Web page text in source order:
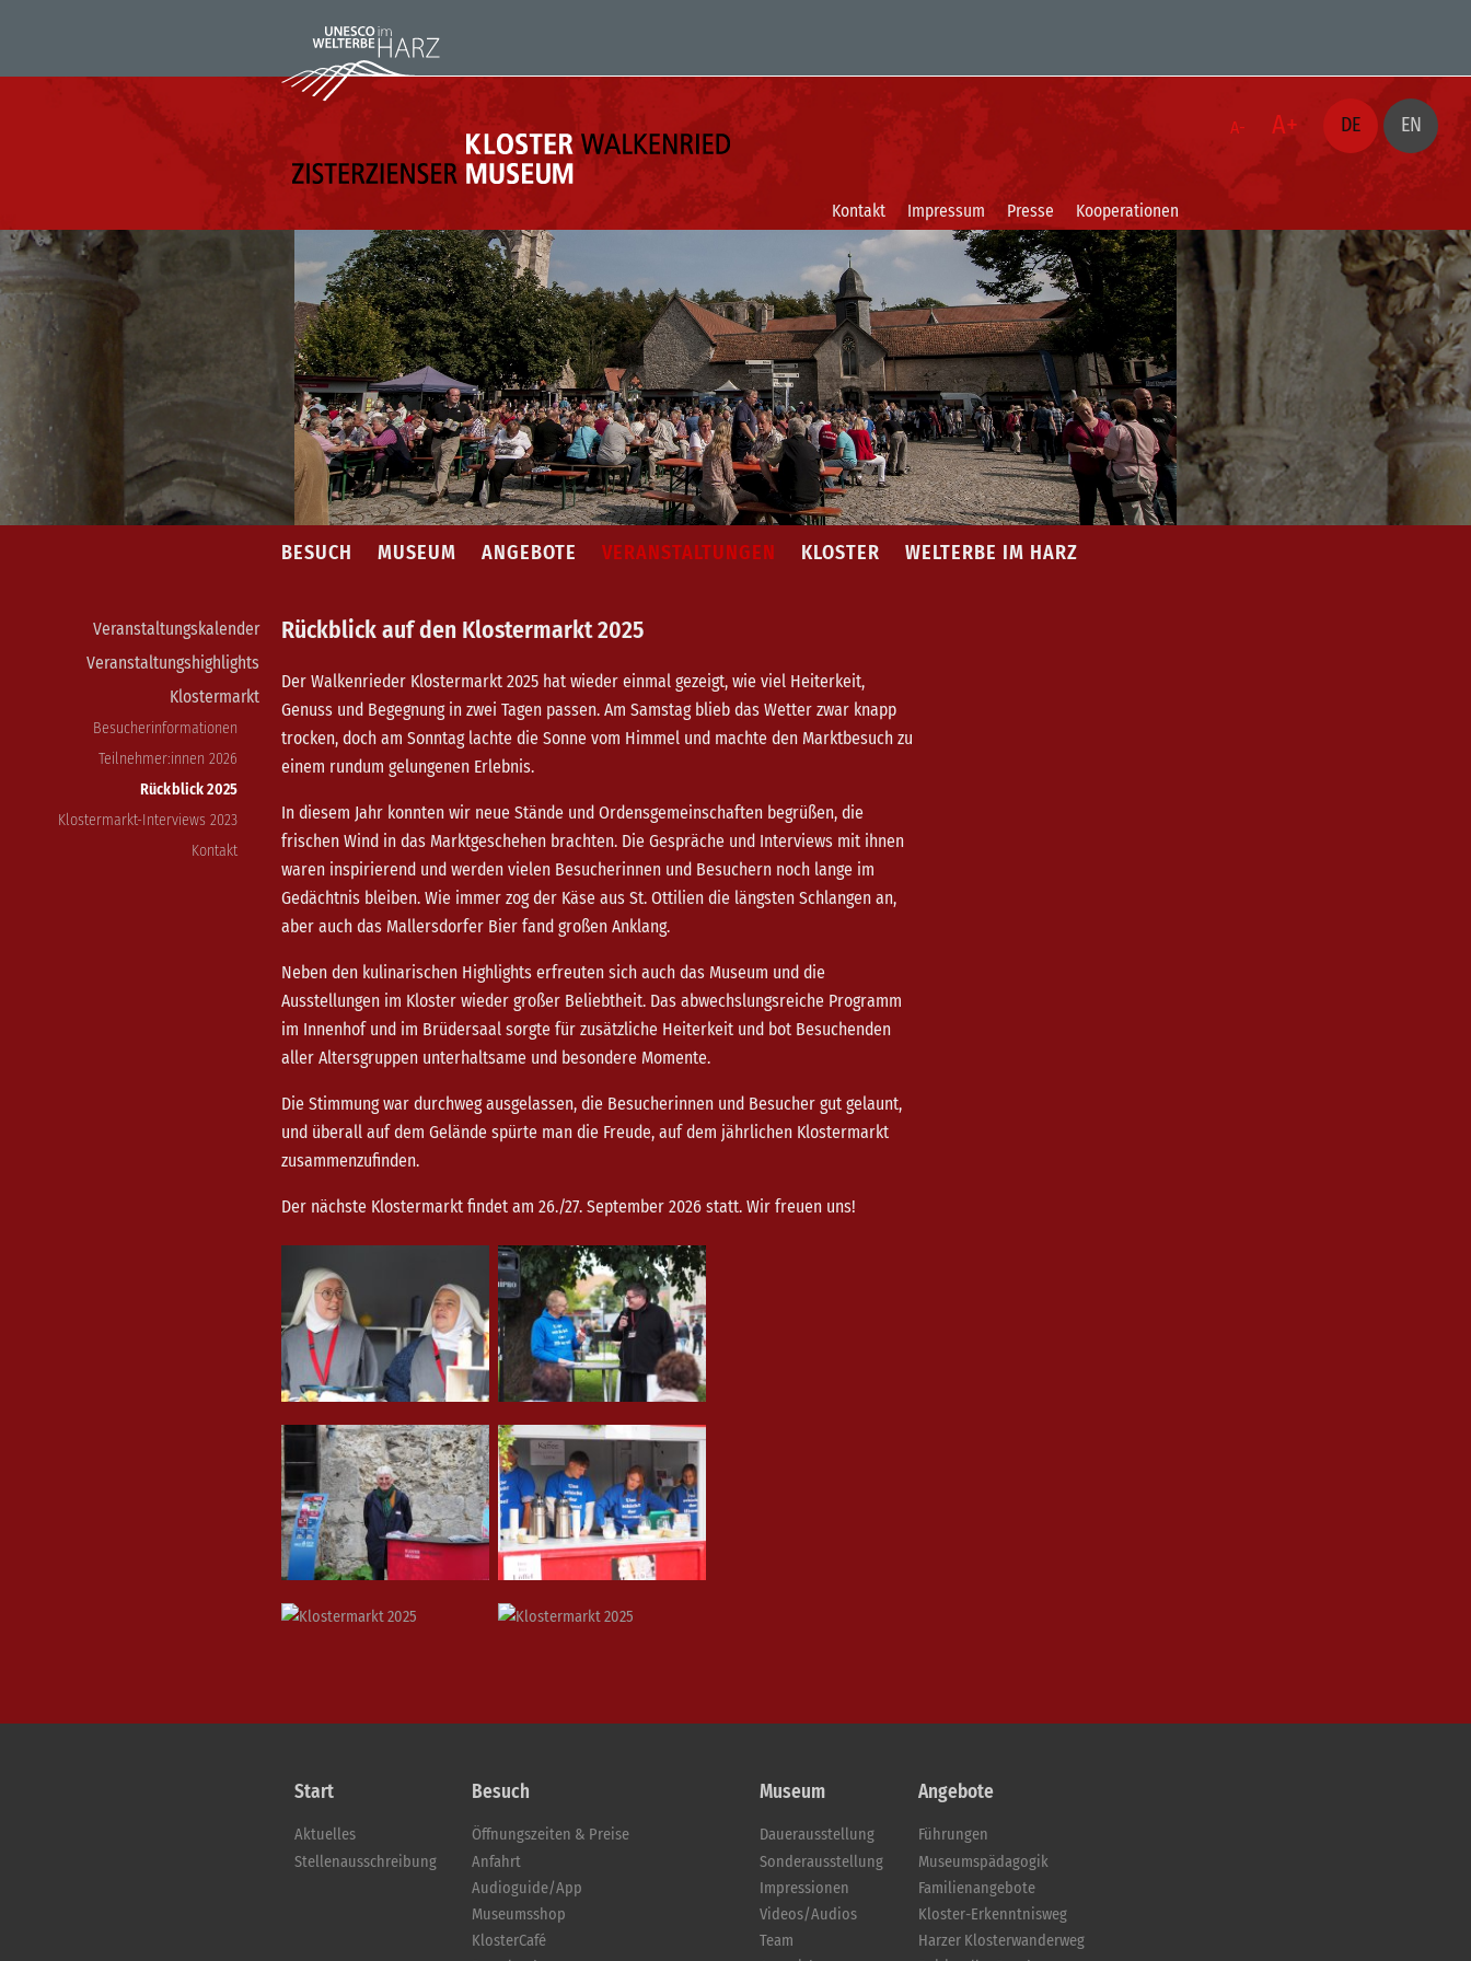
Kooperationen
Presse
Impressum
Kontakt
BESUCH MUSEUM ANGEBOTE VERANSTALTUNGEN KLOSTER WELTERBE IM HARZ
Veranstaltungskalender
Veranstaltungshighlights
Klostermarkt
Besucherinformationen
Teilnehmer:innen 2026
Rückblick 2025
Klostermarkt-Interviews 2023
Kontakt
Rückblick auf den Klostermarkt 2025
Der Walkenrieder Klostermarkt 2025 hat wieder einmal gezeigt, wie viel Heiterkeit,
Genuss und Begegnung in zwei Tagen passen. Am Samstag blieb das Wetter zwar knapp
trocken, doch am Sonntag lachte die Sonne vom Himmel und machte den Marktbesuch zu
einem rundum gelungenen Erlebnis.
In diesem Jahr konnten wir neue Stände und Ordensgemeinschaften begrüßen, die
frischen Wind in das Marktgeschehen brachten. Die Gespräche und Interviews mit ihnen
waren inspirierend und werden vielen Besucherinnen und Besuchern noch lange im
Gedächtnis bleiben. Wie immer zog der Käse aus St. Ottilien die längsten Schlangen an,
aber auch das Mallersdorfer Bier fand großen Anklang.
Neben den kulinarischen Highlights erfreuten sich auch das Museum und die
Ausstellungen im Kloster wieder großer Beliebtheit. Das abwechslungsreiche Programm
im Innenhof und im Brüdersaal sorgte für zusätzliche Heiterkeit und bot Besuchenden
aller Altersgruppen unterhaltsame und besondere Momente.
Die Stimmung war durchweg ausgelassen, die Besucherinnen und Besucher gut gelaunt,
und überall auf dem Gelände spürte man die Freude, auf dem jährlichen Klostermarkt
zusammenzufinden.
Der nächste Klostermarkt findet am 26./27. September 2026 statt. Wir freuen uns!
Start
Aktuelles
Stellenausschreibung
Besuch
Öffnungszeiten & Preise
Anfahrt
Audioguide/App
Museumsshop
KlosterCafé
Museum
Dauerausstellung
Sonderausstellung
Impressionen
Videos/Audios
Team
Angebote
Führungen
Museumspädagogik
Familienangebote
Kloster-Erkenntnisweg
Harzer Klosterwanderweg
A- A+ DE EN